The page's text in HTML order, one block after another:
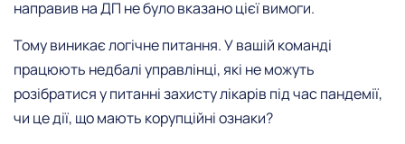
направив на ДП не було вказано цієї вимоги.
Тому виникає логічне питання. У вашій команді
працюють недбалі управлінці, які не можуть
розібратися у питанні захисту лікарів під час пандемії,
чи це дії, що мають корупційні ознаки?